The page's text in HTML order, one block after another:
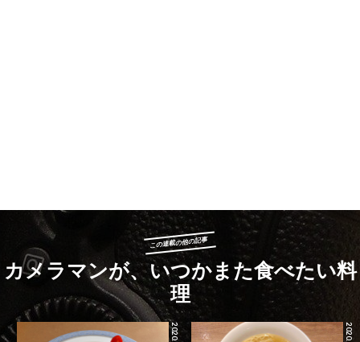
この連載の他の記事
カメラマンが、いつかまた食べたい料
理